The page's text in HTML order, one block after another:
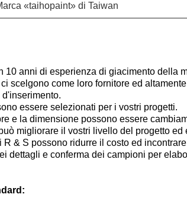
«taihopaint» di Taiwan
10 anni di esperienza di giacimento della
scelgono come loro fornitore ed
essere selezionati per i vostri progetti.
e la dimensione possono essere
migliorare il vostri livello del progetto ed
R & S possono ridurre il costo ed
dettagli e conferma dei campioni per